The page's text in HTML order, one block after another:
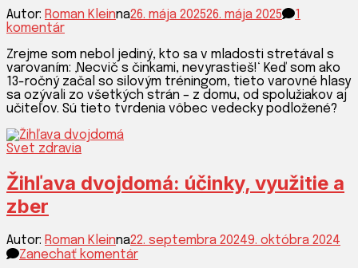
Autor: Roman Kleinna26. mája 202526. mája 2025
1
komentárna
a
činky:
koniec
mýtom
o
raste!
Zrejme som nebol jediný, kto sa v mladosti stretával s
varovaním: ‚Necvič s činkami, nevyrastieš!‘ Keď som ako
13-ročný začal so silovým tréningom, tieto varovné hlasy
sa ozývali zo všetkých strán – z domu, od spolužiakov aj
učiteľov. Sú tieto tvrdenia vôbec vedecky podložené?
Svet zdravia
Žihľava dvojdomá: účinky, využitie a
zber
Autor: Roman Kleinna22. septembra 20249. októbra 2024
Zanechať komentárk